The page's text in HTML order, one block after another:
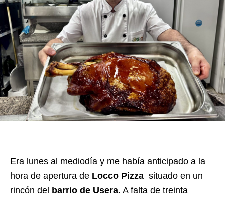
Era lunes al mediodía y me había anticipado a la
hora de apertura de Locco Pizza situado en un
rincón del barrio de Usera. A falta de treinta